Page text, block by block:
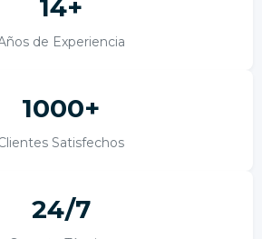
14+
de Experiencia
1000+
Satisfechos
24/7